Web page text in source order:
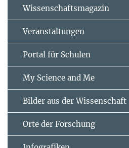
Wissenschaftsmagazin
Veranstaltungen
Portal für Schulen
My Science and Me
Bilder aus der Wissenschaft
Orte der Forschung